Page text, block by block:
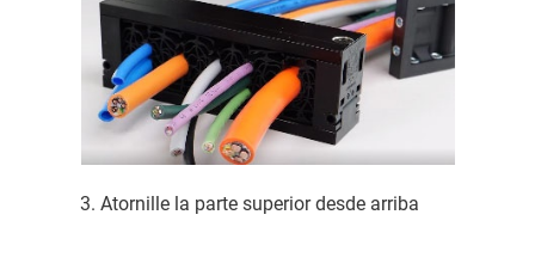
3. Atornille la parte superior desde arriba